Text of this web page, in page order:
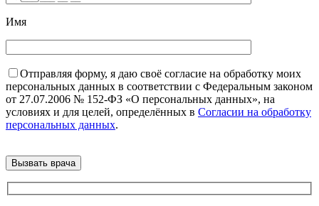
Имя
Отправляя форму, я даю своё согласие на обработку моих
персональных данных в соответствии с Федеральным законом
от 27.07.2006 № 152-ФЗ «О персональных данных», на
условиях и для целей, определённых в Согласии на обработку
персональных данных.